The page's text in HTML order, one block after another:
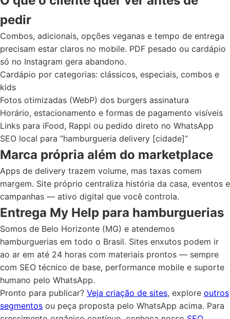
pedir
Combos, adicionais, opções veganas e tempo de entrega
precisam estar claros no mobile. PDF pesado ou cardápio
só no Instagram gera abandono.
Cardápio por categorias: clássicos, especiais, combos e
kids
Fotos otimizadas (WebP) dos burgers assinatura
Horário, estacionamento e formas de pagamento visíveis
Links para iFood, Rappi ou pedido direto no WhatsApp
SEO local para “hamburgueria delivery [cidade]”
Marca própria além do marketplace
Apps de delivery trazem volume, mas taxas comem
margem. Site próprio centraliza história da casa, eventos e
campanhas — ativo digital que você controla.
Entrega My Help para hamburguerias
Somos de Belo Horizonte (MG) e atendemos
hamburguerias em todo o Brasil. Sites enxutos podem ir
ao ar em até 24 horas com materiais prontos — sempre
com SEO técnico de base, performance mobile e suporte
humano pelo WhatsApp.
Pronto para publicar? Veja criação de sites, explore outros
segmentos ou peça proposta pelo WhatsApp acima. Para